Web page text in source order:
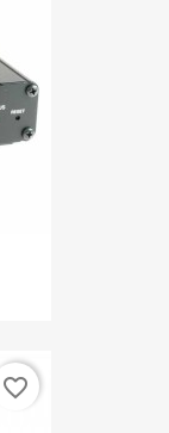
favorite_border